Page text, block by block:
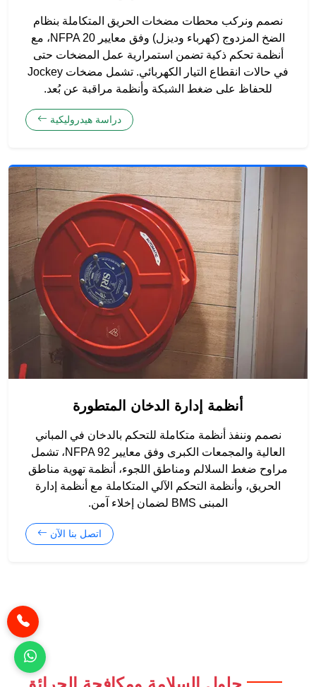
نصمم ونركب محطات مضخات الحريق المتكاملة بنظام
الضخ المزدوج (كهرباء وديزل) وفق معايير NFPA 20، مع
أنظمة تحكم ذكية تضمن استمرارية عمل المضخات حتى
في حالات انقطاع التيار الكهربائي. تشمل مضخات Jockey
للحفاظ على ضغط الشبكة وأنظمة مراقبة عن بُعد.
دراسة هيدروليكية
تقنية حديثة
أنظمة إدارة الدخان المتطورة
نصمم وننفذ أنظمة متكاملة للتحكم بالدخان في المباني
العالية والمجمعات الكبرى وفق معايير NFPA 92، تشمل
مراوح ضغط السلالم ومناطق اللجوء، أنظمة تهوية مناطق
الحريق، وأنظمة التحكم الآلي المتكاملة مع أنظمة إدارة
المبنى BMS لضمان إخلاء آمن.
اتصل بنا الآن